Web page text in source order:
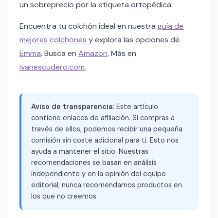
un sobreprecio por la etiqueta ortopédica.
Encuentra tu colchón ideal en nuestra guía de
mejores colchones y explora las opciones de
Emma. Busca en Amazon. Más en
ivanescudero.com.
Aviso de transparencia: Este artículo
contiene enlaces de afiliación. Si compras a
través de ellos, podemos recibir una pequeña
comisión sin coste adicional para ti. Esto nos
ayuda a mantener el sitio. Nuestras
recomendaciones se basan en análisis
independiente y en la opinión del equipo
editorial; nunca recomendamos productos en
los que no creemos.